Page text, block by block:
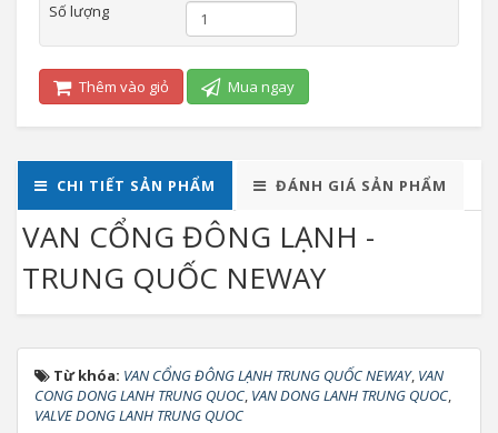
Số lượng
Thêm vào giỏ Mua ngay
CHI TIẾT SẢN PHẨM ĐÁNH GIÁ SẢN PHẨM
VAN CỔNG ĐÔNG LẠNH -
TRUNG QUỐC NEWAY
Từ khóa: VAN CỔNG ĐÔNG LẠNH TRUNG QUỐC NEWAY, VAN
CONG DONG LANH TRUNG QUOC, VAN DONG LANH TRUNG QUOC,
VALVE DONG LANH TRUNG QUOC